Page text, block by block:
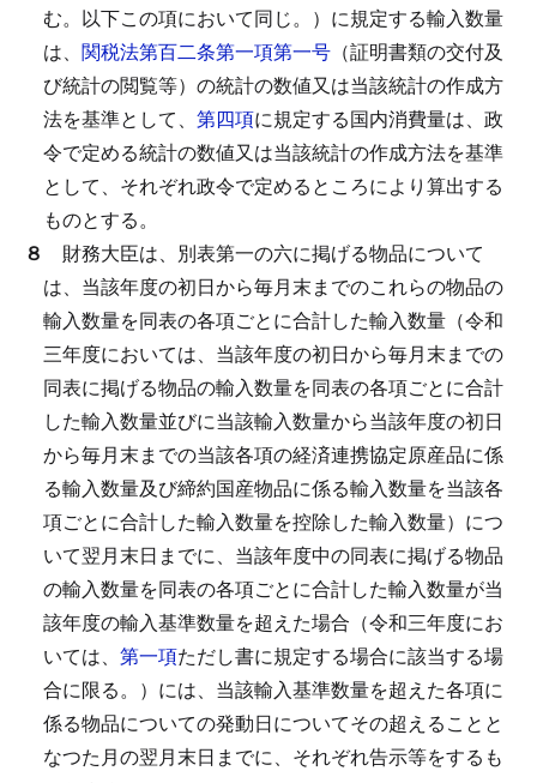
む。以下この項において同じ。）に規定する輸入数量
は、 関税法第百二条第一項第一号 （証明書類の交付及
び統計の閲覧等）の統計の数値又は当該統計の作成方
法を基準として、 第四項に規定する国内消費量は、政
令で定める統計の数値又は当該統計の作成方法を基準
として、それぞれ政令で定めるところにより算出する
ものとする。
８
財務大臣は、別表第一の六に掲げる物品について
は、当該年度の初日から毎月末までのこれらの物品の
輸入数量を同表の各項ごとに合計した輸入数量（令和
三年度においては、当該年度の初日から毎月末までの
同表に掲げる物品の輸入数量を同表の各項ごとに合計
した輸入数量並びに当該輸入数量から当該年度の初日
から毎月末までの当該各項の経済連携協定原産品に係
る輸入数量及び締約国産物品に係る輸入数量を当該各
項ごとに合計した輸入数量を控除した輸入数量）につ
いて翌月末日までに、当該年度中の同表に掲げる物品
の輸入数量を同表の各項ごとに合計した輸入数量が当
該年度の輸入基準数量を超えた場合（令和三年度にお
いては、 第一項ただし書に規定する場合に該当する場
合に限る。）には、当該輸入基準数量を超えた各項に
係る物品についての発動日についてその超えることと
なつた月の翌月末日までに、それぞれ告示等をするも